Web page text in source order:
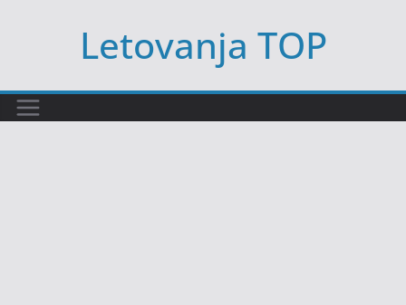
Letovanja TOP